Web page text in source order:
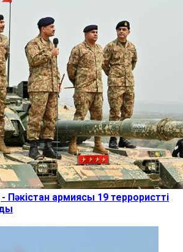
- Пәкістан армиясы 19 террористті